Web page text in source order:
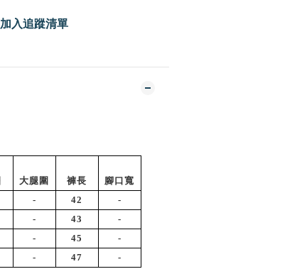
加入追蹤清單
大腿圍 褲長 腳口寬
- 42 -
- 43 -
- 45
-
- 47 -